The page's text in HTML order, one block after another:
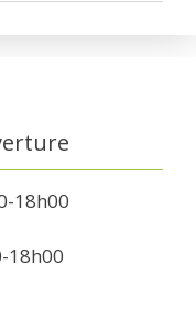
18h00
18h00